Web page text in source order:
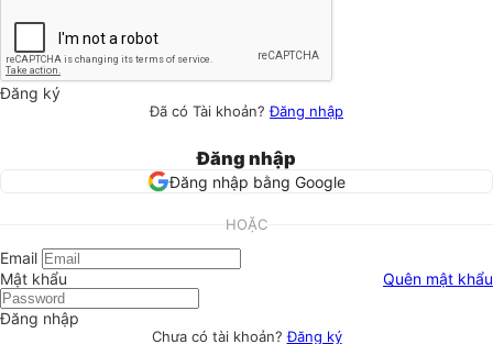
Đăng ký
Đã có Tài khoản?Đăng nhập
Đăng nhập
Đăng nhập bằng Google
HOẶC
Email
Mật khẩu
Quên mật khẩu
Đăng nhập
Chưa có tài khoản?Đăng ký